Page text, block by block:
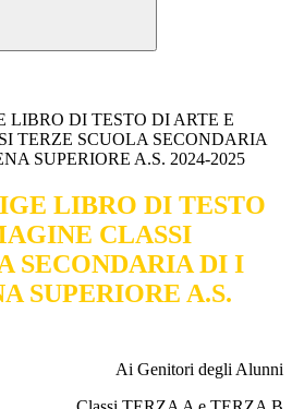
LIBRO DI TESTO DI ARTE E
TERZE SCUOLA SECONDARIA
SUPERIORE A.S. 2024-2025
LIBRO DI TESTO
CLASSI
SECONDARIA DI I
SUPERIORE A.S.
Ai Genitori degli Alunni